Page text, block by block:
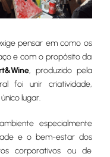
pensar em como os
e com o propósito da
, produzido pela
foi unir criatividade,
lugar.
especialmente
e o bem-estar dos
corporativos ou de